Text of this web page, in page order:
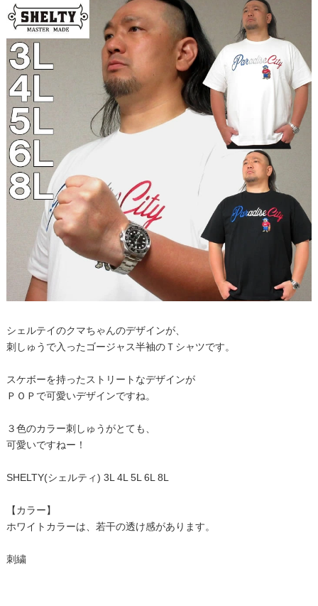
シェルテイのクマちゃんのデザインが、
刺しゅうで入ったゴージャス半袖のＴシャツです。
スケボーを持ったストリートなデザインが
ＰＯＰで可愛いデザインですね。
３色のカラー刺しゅうがとても、
可愛いですねー！
SHELTY(シェルティ) 3L 4L 5L 6L 8L
【カラー】
ホワイトカラーは、若干の透け感があります。
刺繍